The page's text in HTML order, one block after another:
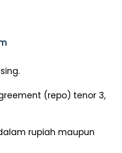
(repo) tenor 3,
rupiah maupun